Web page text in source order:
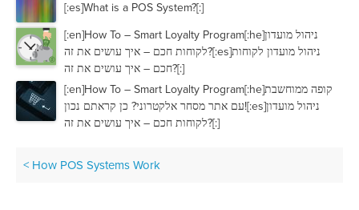
[:es]What is a POS System?[:]
[:en]How To – Smart Loyalty Program[:he]ניהול מועדון
לקוחות חכם – איך עושים את זה?[:es]ניהול מועדון לקוחות
חכם – איך עושים את זה?[:]
[:en]How To – Smart Loyalty Program[:he]קופה ממוחשבת
עם אתר מסחר אלקטרוני? כן קראתם נכון![:es]ניהול מועדון
לקוחות חכם – איך עושים את זה?[:]
< How POS Systems Work